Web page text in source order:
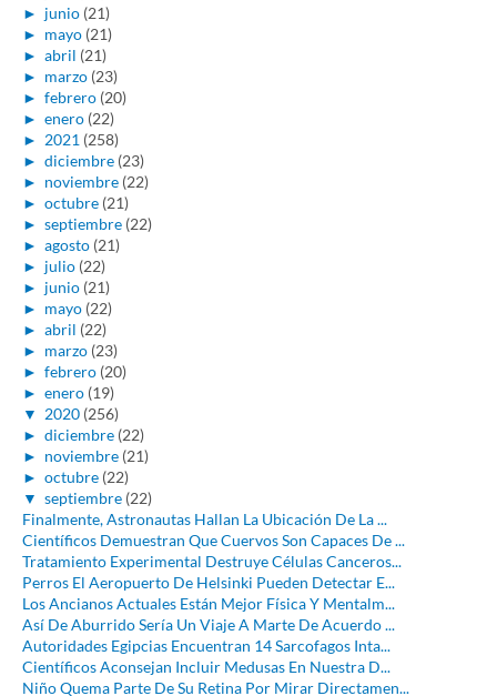
► junio (21)
► mayo (21)
► abril (21)
► marzo (23)
► febrero (20)
► enero (22)
► 2021 (258)
► diciembre (23)
► noviembre (22)
► octubre (21)
► septiembre (22)
► agosto (21)
► julio (22)
► junio (21)
► mayo (22)
► abril (22)
► marzo (23)
► febrero (20)
► enero (19)
▼ 2020 (256)
► diciembre (22)
► noviembre (21)
► octubre (22)
▼ septiembre (22)
Finalmente, Astronautas Hallan La Ubicación De La ...
Científicos Demuestran Que Cuervos Son Capaces De ...
Tratamiento Experimental Destruye Células Canceros...
Perros El Aeropuerto De Helsinki Pueden Detectar E...
Los Ancianos Actuales Están Mejor Física Y Mentalm...
Así De Aburrido Sería Un Viaje A Marte De Acuerdo ...
Autoridades Egipcias Encuentran 14 Sarcofagos Inta...
Científicos Aconsejan Incluir Medusas En Nuestra D...
Niño Quema Parte De Su Retina Por Mirar Directamen...